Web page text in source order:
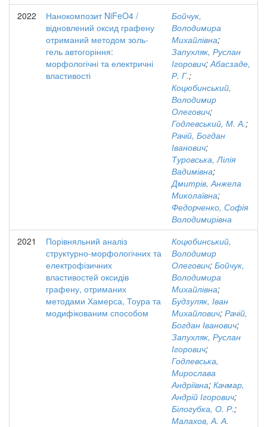
2022
Нанокомпозит NiFeO4 /
відновлений оксид графену
отриманий методом золь-
гель автогоріння:
морфологічні та електричні
властивості
Бойчук,
Володимира
Михайлівна;
Запухляк, Руслан
Ігорович;Абасзаде,
Р. Г.;
Коцюбинський,
Володимир
Олегович;
Годлевський, М. А.;
Рачій, Богдан
Іванович;
Туровська, Лілія
Вадимівна;
Дмитрів, Анжела
Миколаївна;
Федорченко, Софія
Володимирівна
2021
Порівняльний аналіз
структурно-морфологічних та
електрофізичних
властивостей оксидів
графену, отриманих
методами Хамерса, Тоура та
модифікованим способом
Коцюбинський,
Володимир
Олегович; Бойчук,
Володимира
Михайлівна;
Будзуляк, Іван
Михайлович; Рачій,
Богдан Іванович;
Запухляк, Руслан
Ігорович;
Годлевська,
Мирослава
Андріївна; Качмар,
Андрій Ігорович;
Білогубка, О. Р.;
Малахов, А. А.